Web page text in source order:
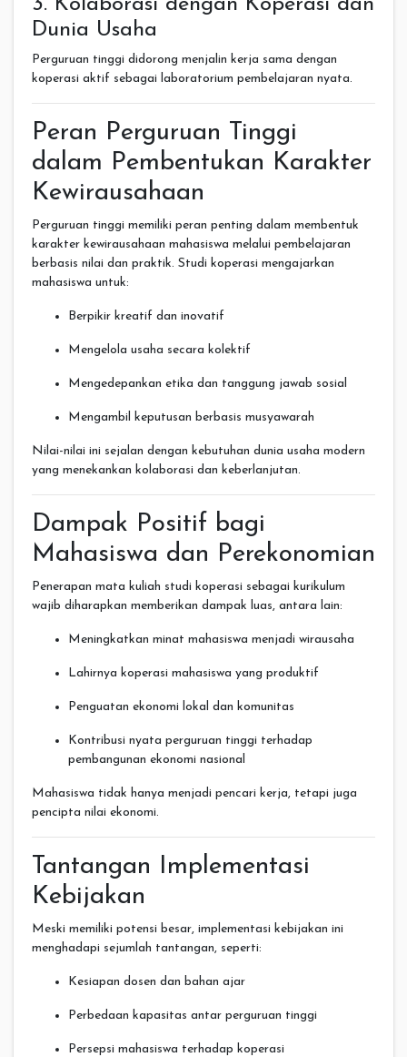
Dunia Usaha
Perguruan tinggi didorong menjalin kerja sama dengan
koperasi aktif sebagai laboratorium pembelajaran nyata.
Peran Perguruan Tinggi
dalam Pembentukan Karakter
Kewirausahaan
Perguruan tinggi memiliki peran penting dalam membentuk
karakter kewirausahaan mahasiswa melalui pembelajaran
berbasis nilai dan praktik. Studi koperasi mengajarkan
mahasiswa untuk:
Berpikir kreatif dan inovatif
Mengelola usaha secara kolektif
Mengedepankan etika dan tanggung jawab sosial
Mengambil keputusan berbasis musyawarah
Nilai-nilai ini sejalan dengan kebutuhan dunia usaha modern
yang menekankan kolaborasi dan keberlanjutan.
Dampak Positif bagi
Mahasiswa dan Perekonomian
Penerapan mata kuliah studi koperasi sebagai kurikulum
wajib diharapkan memberikan dampak luas, antara lain:
Meningkatkan minat mahasiswa menjadi wirausaha
Lahirnya koperasi mahasiswa yang produktif
Penguatan ekonomi lokal dan komunitas
Kontribusi nyata perguruan tinggi terhadap
pembangunan ekonomi nasional
Mahasiswa tidak hanya menjadi pencari kerja, tetapi juga
pencipta nilai ekonomi.
Tantangan Implementasi
Kebijakan
Meski memiliki potensi besar, implementasi kebijakan ini
menghadapi sejumlah tantangan, seperti:
Kesiapan dosen dan bahan ajar
Perbedaan kapasitas antar perguruan tinggi
Persepsi mahasiswa terhadap koperasi